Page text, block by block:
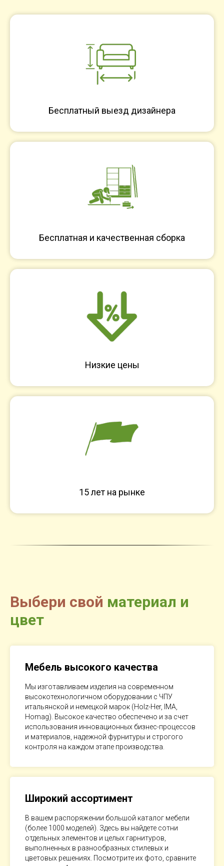
Бесплатный выезд дизайнера
Бесплатная и качественная сборка
Низкие цены
15 лет на рынке
Выбери свой материал и
цвет
Мебель высокого качества
Мы изготавливаем изделия на современном
высокотехнологичном оборудовании с ЧПУ
итальянской и немецкой марок (Holz-Her, IMA,
Homag). Высокое качество обеспечено и за счет
использования инновационных бизнес-процессов
и материалов, надежной фурнитуры и строгого
контроля на каждом этапе производства.
Широкий ассортимент
В вашем распоряжении большой каталог мебели
(более 1000 моделей). Здесь вы найдете сотни
отдельных элементов и целых гарнитуров,
выполненных в разнообразных стилевых и
цветовых решениях. Посмотрите их фото, сравните